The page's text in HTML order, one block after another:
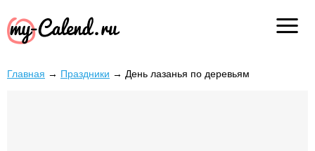
Главная → Праздники → День лазанья по деревьям